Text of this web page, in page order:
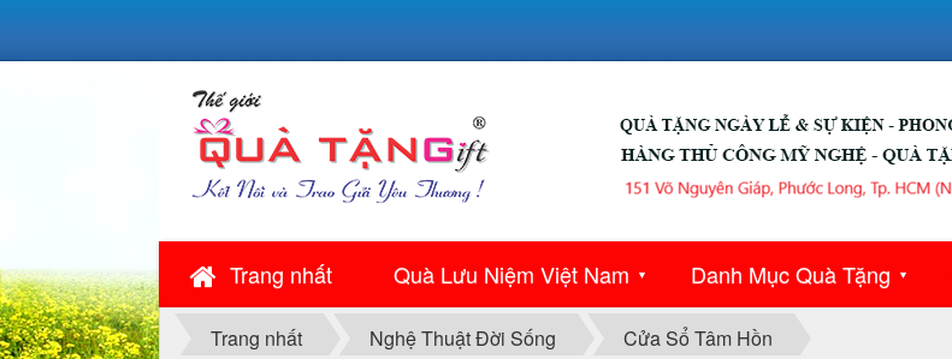
Trang nhất Quà Lưu Niệm Việt Nam ▼ Danh Mục Quà Tặng ▼
Trang nhất Nghệ Thuật Đời Sống Cửa Sổ Tâm Hồn